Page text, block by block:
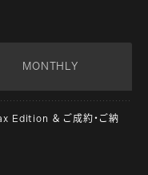
MONTHLY
Edition ＆ ご成約・ご納